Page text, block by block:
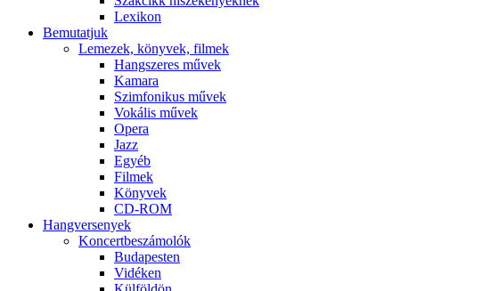
Lexikon
Bemutatjuk
Lemezek, könyvek, filmek
Hangszeres művek
Kamara
Szimfonikus művek
Vokális művek
Opera
Jazz
Egyéb
Filmek
Könyvek
CD-ROM
Hangversenyek
Koncertbeszámolók
Budapesten
Vidéken